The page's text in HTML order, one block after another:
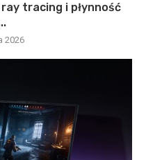
tracing i płynność
2026